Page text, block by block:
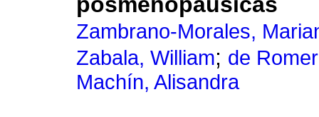
Zambrano-Morales,
Zabala, William; de
Machín, Alisandra